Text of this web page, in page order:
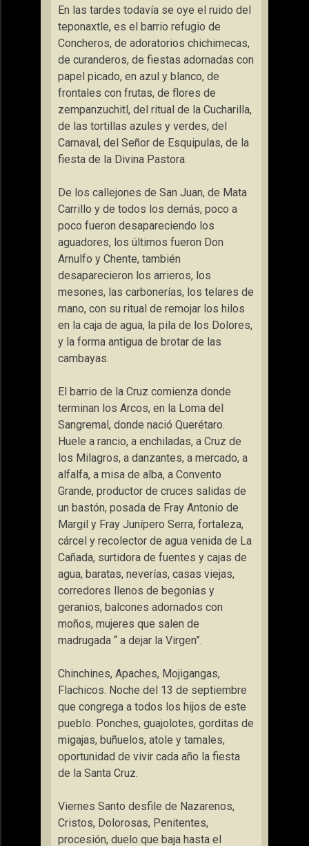
En las tardes todavía se oye el ruido del
teponaxtle, es el barrio refugio de
Concheros, de adoratorios chichimecas,
de curanderos, de fiestas adornadas con
papel picado, en azul y blanco, de
frontales con frutas, de flores de
zempanzuchitl, del ritual de la Cucharilla,
de las tortillas azules y verdes, del
Carnaval, del Señor de Esquipulas, de la
fiesta de la Divina Pastora.
De los callejones de San Juan, de Mata
Carrillo y de todos los demás, poco a
poco fueron desapareciendo los
aguadores, los últimos fueron Don
Arnulfo y Chente, también
desaparecieron los arrieros, los
mesones, las carbonerías, los telares de
mano, con su ritual de remojar los hilos
en la caja de agua, la pila de los Dolores,
y la forma antigua de brotar de las
cambayas.
El barrio de la Cruz comienza donde
terminan los Arcos, en la Loma del
Sangremal, donde nació Querétaro.
Huele a rancio, a enchiladas, a Cruz de
los Milagros, a danzantes, a mercado, a
alfalfa, a misa de alba, a Convento
Grande, productor de cruces salidas de
un bastón, posada de Fray Antonio de
Margil y Fray Junípero Serra, fortaleza,
cárcel y recolector de agua venida de La
Cañada, surtidora de fuentes y cajas de
agua, baratas, neverías, casas viejas,
corredores llenos de begonias y
geranios, balcones adornados con
moños, mujeres que salen de
madrugada “ a dejar la Virgen”.
Chinchines, Apaches, Mojigangas,
Flachicos. Noche del 13 de septiembre
que congrega a todos los hijos de este
pueblo. Ponches, guajolotes, gorditas de
migajas, buñuelos, atole y tamales,
oportunidad de vivir cada año la fiesta
de la Santa Cruz.
Viernes Santo desfile de Nazarenos,
Cristos, Dolorosas, Penitentes,
procesión, duelo que baja hasta el